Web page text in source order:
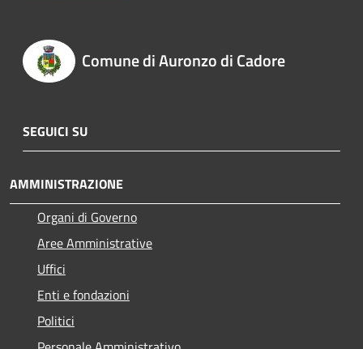
Comune di Auronzo di Cadore
SEGUICI SU
AMMINISTRAZIONE
Organi di Governo
Aree Amministrative
Uffici
Enti e fondazioni
Politici